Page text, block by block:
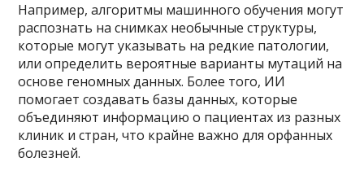
Например, алгоритмы машинного обучения могут
распознать на снимках необычные структуры,
которые могут указывать на редкие патологии,
или определить вероятные варианты мутаций на
основе геномных данных. Более того, ИИ
помогает создавать базы данных, которые
объединяют информацию о пациентах из разных
клиник и стран, что крайне важно для орфанных
болезней.